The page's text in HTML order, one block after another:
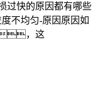
快的原因都有哪些
不均匀-原因原因如
，这